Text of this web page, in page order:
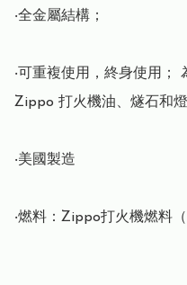
‧全金屬結構；
‧可重複使用，終身使用；
Zippo 打火機油、燧石和燈
‧美國製造
‧燃料：Zippo打火機燃料（